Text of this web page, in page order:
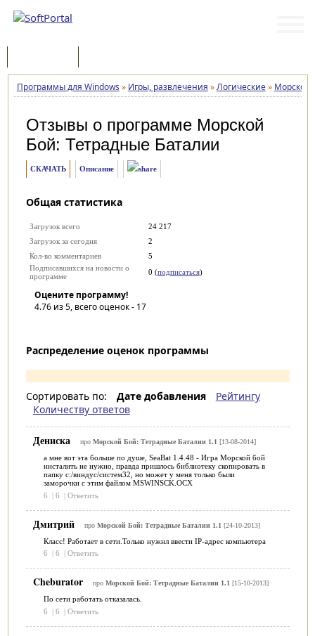
Программы для Windows » Игры, развлечения »Логические» Морской
Отзывы о программе Морской
Бой: Тетрадные Баталии
СКАЧАТЬ Описание
Общая статистика
Загрузок всего
24 217
Загрузок за сегодня
2
Кол-во комментариев
5
Подписавшихся на новости о
программе
0 (подписаться)
Оцените программу!
4.76из 5, всего оценок - 17
Распределение оценок программы
Сортировать по: Дате добавления
Рейтингу
Количеству ответов
Дениска про Морской Бой: Тетрадные Баталии 1.1 [13-08-2014]
а мне вот эта больше по душе, SeaBat 1.4.48 - Игра Морской бой
инсталить не нужно, правда пришлось библиотеку скопировать в
папку с:/виндус/систем32, но может у меня только были
заморочки с этим файлом MSWINSCK.OCX
6
| 6 | Ответить
Дмитрий про Морской Бой: Тетрадные Баталии 1.1 [24-10-2013]
Класс! Работает в сети.Только нужнл ввести IP-адрес компьютера
6
| 6 | Ответить
Cheburator про Морской Бой: Тетрадные Баталии 1.1 [15-10-2013]
По сети работать отказалась.
6
| 6 | Ответить